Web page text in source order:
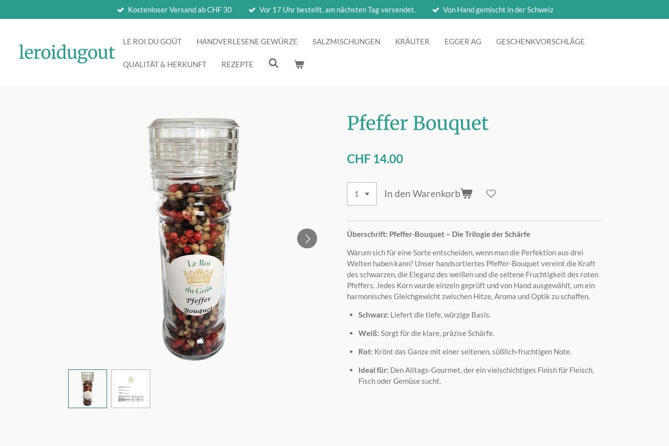
Hauptinhalt
Kostenloser Versand ab CHF 30 Vor 17 Uhr bestellt, am nächsten Tag versendet. Von Hand gemischt in der Schweiz
leroidugout
LE ROI DU GOÛT HANDVERLESENE GEWÜRZE SALZMISCHUNGEN KRÄUTER EGGER AG GESCHENKVORSCHLÄGE
QUALITÄT & HERKUNFT REZEPTE
Pfeffer Bouquet
CHF 14.00
In den Warenkorb
Überschrift: Pfeffer-Bouquet – Die Trilogie der Schärfe
Warum sich für eine Sorte entscheiden,wenn man die Perfektion aus drei
Welten haben kann? Unser handsortiertes Pfeffer-Bouquet vereint die Kraft
des schwarzen,die Eleganz des weißen und die seltene Fruchtigkeit des roten
Pfeffers. Jedes Korn wurde einzeln geprüft und von Hand ausgewählt, um ein
harmonisches Gleichgewicht zwischen Hitze,Aroma und Optik zu schaffen.
Schwarz: Liefert die tiefe,würzige Basis.
Weiß: Sorgt für die klare,präzise Schärfe.
Rot: Krönt das Ganze mit einer seltenen,süßlich-fruchtigen Note.
Ideal für: Den Alltags-Gourmet,der ein vielschichtiges Finish für Fleisch,
Fisch oder Gemüse sucht.